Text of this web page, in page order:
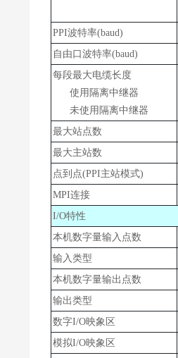
PPI波特率(baud)
自由口波特率(baud)
每段最大电缆长度
使用隔离中继器
未使用隔离中继器
最大站点数
最大主站数
点到点(PPI主站模式)
MPI连接
I/O特性
本机数字量输入点数
输入类型
本机数字量输出点数
输出类型
数字I/O映象区
模拟I/O映象区